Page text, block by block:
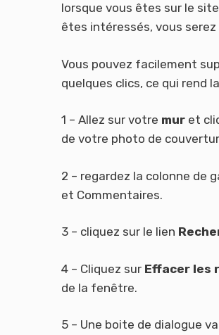
lorsque vous êtes sur le
êtes intéressés, vous
Vous pouvez facilement
quelques clics, ce qui rend
1 – Allez sur votre mur et
de votre photo de
2 – regardez la colonne de
et Commentaires.
3 – cliquez sur le lien
4 – Cliquez sur Effacer les
de la fenêtre.
5 – Une boite de dialogue